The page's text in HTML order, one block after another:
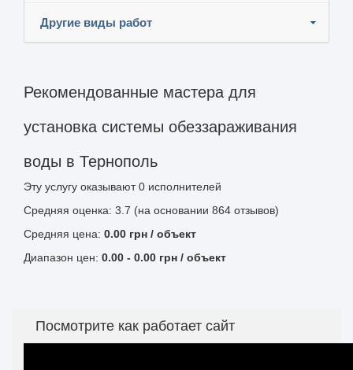
Другие виды работ
Рекомендованные мастера для
установка системы обеззараживания
воды в Тернополь
Эту услугу оказывают0 исполнителей
Средняя оценка: 3.7 (на основании 864 отзывов)
Средняя цена: 0.00 грн / объект
Диапазон цен: 0.00 - 0.00 грн / объект
Посмотрите как работает сайт